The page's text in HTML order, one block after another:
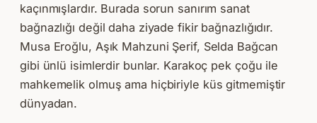
kaçınmışlardır. Burada sorun sanırım sanat
bağnazlığı değil daha ziyade fikir bağnazlığıdır.
Musa Eroğlu, Aşık Mahzuni Şerif, Selda Bağcan
gibi ünlü isimlerdir bunlar. Karakoç pek çoğu ile
mahkemelik olmuş ama hiçbiriyle küs gitmemiştir
dünyadan.